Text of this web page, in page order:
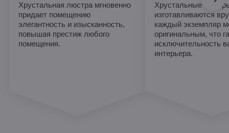
Хрустальная люстра мгновенно
придает помещению
элегантность и изысканность,
повышая престиж любого
помещения.
Хрустальные
изготавливаются
каждый экземпляр
оригинальным, что
исключительность
интерьера.